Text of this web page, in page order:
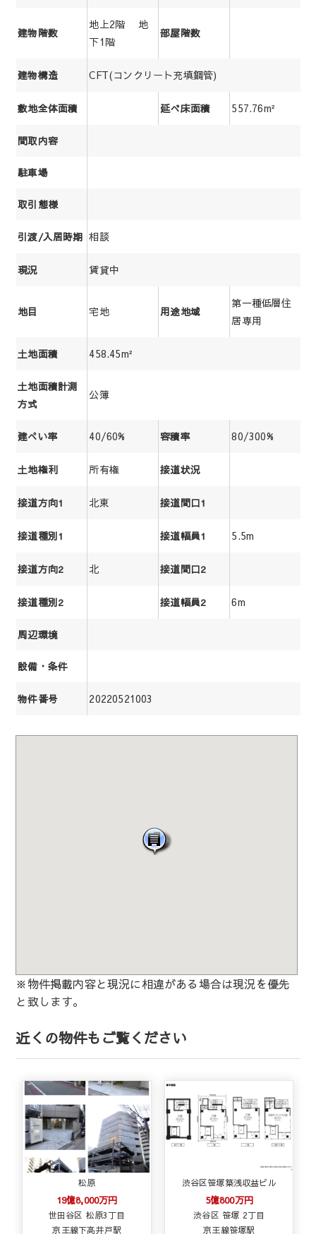
建物階数
地上2階 地
下1階
部屋階数
建物構造 CFT(コンクリート充填鋼管)
敷地全体面積 延べ床面積 557.76m²
間取内容
駐車場
取引態様
引渡/入居時期 相談
現況 賃貸中
地目 宅地 用途地域
第一種低層住
居専用
土地面積 458.45m²
土地面積計測
方式
公簿
建ぺい率 40/60% 容積率 80/300%
土地権利 所有権 接道状況
接道方向1 北東 接道間口1
接道種別1 接道幅員1 5.5m
接道方向2 北 接道間口2
接道種別2 接道幅員2 6m
周辺環境
設備・条件
物件番号 20220521003
※物件掲載内容と現況に相違がある場合は現況を優先
と致します。
近くの物件もご覧ください
松原
19億8,000万円
世田谷区 松原3丁目
京王線下高井戸駅
渋谷区笹塚築浅収益ビル
5億800万円
渋谷区 笹塚 2丁目
京王線笹塚駅